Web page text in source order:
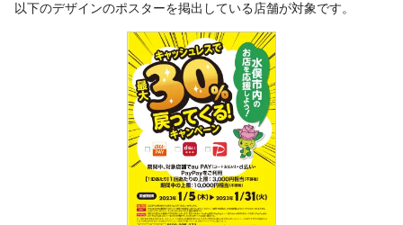
以下のデザインのポスターを掲出している店舗が対象です。